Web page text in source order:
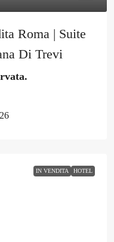
Roma | Suite
Di Trevi
26
IN VENDITA HOTEL